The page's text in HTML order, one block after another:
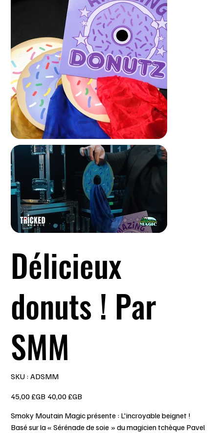
Délicieux
donuts ! Par
SMM
SKU : ADSMM
ADSMM
d’origine
45,00 £GB promotionnel
40,00 £GB
Smoky Moutain Magic présente : L'incroyable beignet !
Basé sur la « Sérénade de soie » du magicien tchèque Pavel